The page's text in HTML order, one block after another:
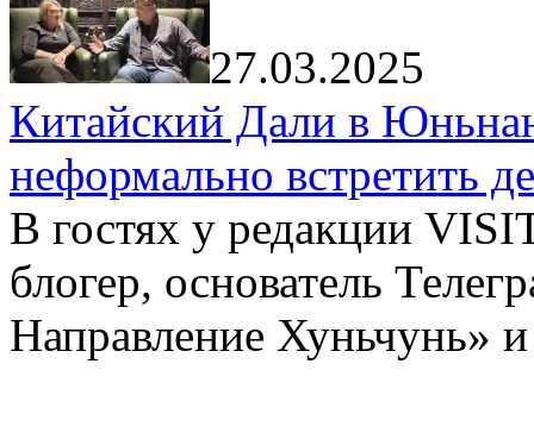
27.03.2025
Китайский Дали в
неформально встретить
В гостях у редакции
блогер, основатель
Направление Хуньчунь»